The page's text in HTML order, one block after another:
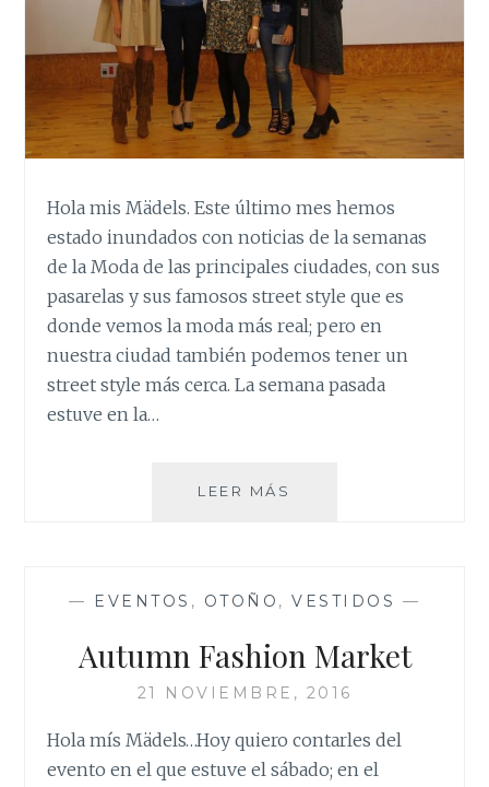
Hola mis Mädels. Este último mes hemos
estado inundados con noticias de la semanas
de la Moda de las principales ciudades, con sus
pasarelas y sus famosos street style que es
donde vemos la moda más real; pero en
nuestra ciudad también podemos tener un
street style más cerca. La semana pasada
estuve en la…
LEER MÁS
CERCA
— EVENTOS , OTOÑO , VESTIDOS —
Autumn Fashion Market
21 NOVIEMBRE, 2016
Hola mís Mädels…Hoy quiero contarles del
evento en el que estuve el sábado; en el